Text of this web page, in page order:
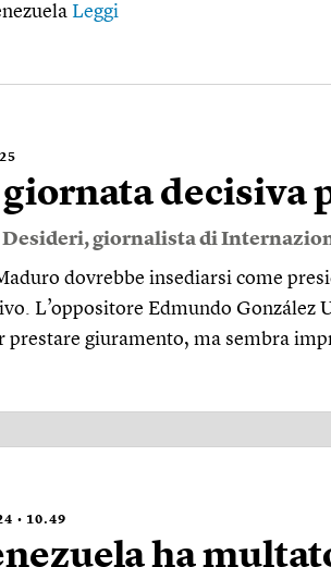
Leggi
decisiva
, giornalista di
dovrebbe insediarsi come
L’oppositore Edmundo González
prestare giuramento, ma sembra
10.49
ha